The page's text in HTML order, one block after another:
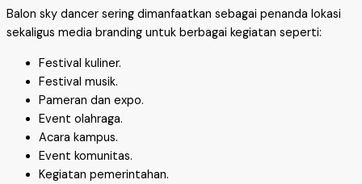
Balon sky dancer sering dimanfaatkan sebagai penanda lokasi
sekaligus media branding untuk berbagai kegiatan seperti:
Festival kuliner.
Festival musik.
Pameran dan expo.
Event olahraga.
Acara kampus.
Event komunitas.
Kegiatan pemerintahan.